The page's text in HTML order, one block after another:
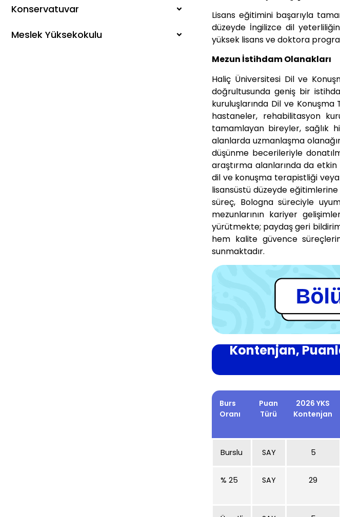
Konservatuvar
Meslek Yüksekokulu
Lisans eğitimini başarıyla
düzeyde İngilizce dil
yüksek lisans ve doktora
Mezun İstihdam Olanakları
Haliç Üniversitesi Dil ve
doğrultusunda geniş bir
kuruluşlarında Dil ve
hastaneler, rehabilitasyon
tamamlayan bireyler, sağlık
alanlarda uzmanlaşma
düşünme becerileriyle
araştırma alanlarında da
dil ve konuşma terapistliği
lisansüstü düzeyde
süreç, Bologna süreciyle
mezunlarının kariyer
yürütmekte; paydaş geri
hem kalite güvence
sunmaktadır.
Kontenjan,
Burs
Oranı
Puan
Türü
2026 YKS
Kontenjan
Burslu SAY 5
% 25 SAY 29